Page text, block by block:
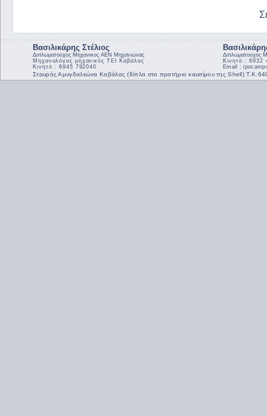
Βασιλικάρης Στέλιος
Διπλωματούχος Μηχανικος ΑΕΝ Μηχανιώνας
Μηχανολόγος μηχανικός ΤΕΙ Καβάλας
Κινητό : 6945 792040
Διπλωματούχος
Κινητό : 6932
Email :
Σταυρός Αμυγδαλεώνα Καβάλας (δίπλα στο πρατήριο καυσίμου της Shell)